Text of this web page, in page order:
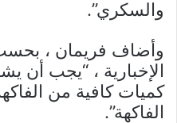
والسكري”.
وأضاف فريمان ،
الإخبارية ، “يجب أن
كميات كافية من
الفاكهة”.